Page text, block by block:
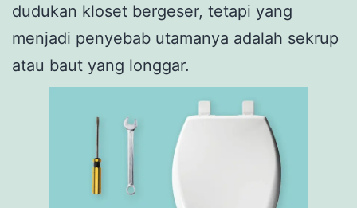
dudukan kloset bergeser, tetapi yang
menjadi penyebab utamanya adalah sekrup
atau baut yang longgar.